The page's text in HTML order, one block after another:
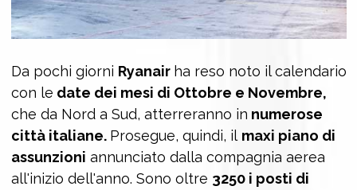
Da pochi giorni Ryanair ha reso noto il calendario
con le date dei mesi di Ottobre e Novembre,
che da Nord a Sud, atterreranno in numerose
città italiane. Prosegue, quindi, il maxi piano di
assunzioni annunciato dalla compagnia aerea
all'inizio dell'anno. Sono oltre 3250 i posti di